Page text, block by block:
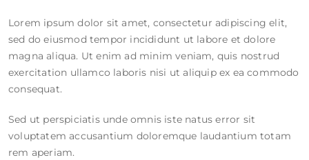
Lorem ipsum dolor sit amet, consectetur adipiscing elit,
sed do eiusmod tempor incididunt ut labore et dolore
magna aliqua. Ut enim ad minim veniam, quis nostrud
exercitation ullamco laboris nisi ut aliquip ex ea commodo
consequat.
Sed ut perspiciatis unde omnis iste natus error sit
voluptatem accusantium doloremque laudantium totam
rem aperiam.